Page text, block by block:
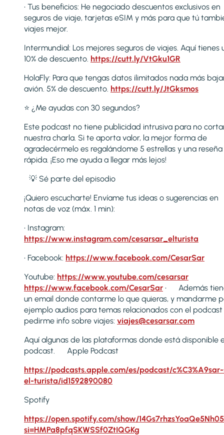
• Tus beneficios: He negociado descuentos exclusivos en
seguros de viaje, tarjetas eSIM y más para que tú
viajes mejor.
Intermundial: Los mejores seguros de viajes. Aquí tienes
10% de descuento. https://cutt.ly/VtGku1GR
HolaFly: Para que tengas datos ilimitados nada más
avión. 5% de descuento. https://cutt.ly/JtGksmos
⭐ ¿Me ayudas con 30 segundos?
Este podcast no tiene publicidad intrusiva para no
nuestra charla. Si te aporta valor, la mejor forma de
agradecérmelo es regalándome 5 estrellas y una reseña
rápida. ¡Eso me ayuda a llegar más lejos!
💡 Sé parte del episodio
¡Quiero escucharte! Envíame tus ideas o sugerencias en
notas de voz (máx. 1 min):
• Instagram:
https://www.instagram.com/cesarsar_elturista
• Facebook: https://www.facebook.com/CesarSar
Youtube: https://www.youtube.com/cesarsar
https://www.facebook.com/CesarSar • Además
un email donde contarme lo que quieras, y mandarme
ejemplo audios para temas relacionados con el podcast
pedirme info sobre viajes: viajes@cesarsar.com
Aquí algunas de las plataformas donde está disponible
podcast. Apple Podcast
https://podcasts.apple.com/es/podcast/
el-turista/id1592890080
Spotify
https://open.spotify.com/show/
si=HMPa8pfqSKWSSf0ZtIQGKg